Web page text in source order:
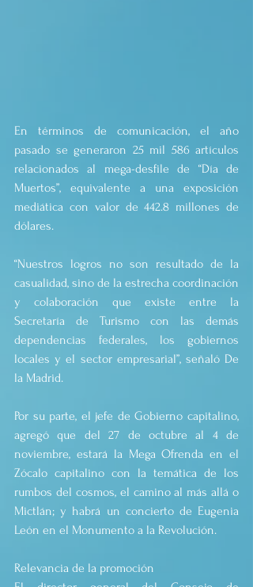
En términos de comunicación, el año
pasado se generaron 25 mil 586 artículos
relacionados al mega-desfile de “Día de
Muertos”, equivalente a una exposición
mediática con valor de 442.8 millones de
dólares.
“Nuestros logros no son resultado de la
casualidad, sino de la estrecha coordinación
y colaboración que existe entre la
Secretaría de Turismo con las demás
dependencias federales, los gobiernos
locales y el sector empresarial”, señaló De
la Madrid.
Por su parte, el jefe de Gobierno capitalino,
agregó que del 27 de octubre al 4 de
noviembre, estará la Mega Ofrenda en el
Zócalo capitalino con la temática de los
rumbos del cosmos, el camino al más allá o
Mictlán; y habrá un concierto de Eugenia
León en el Monumento a la Revolución.
Relevancia de la promoción